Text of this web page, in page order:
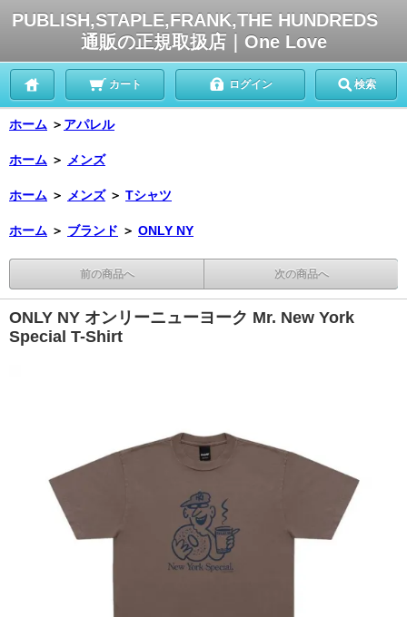
PUBLISH,STAPLE,FRANK,THE HUNDREDS
通販の正規取扱店｜One Love
カート ログイン 検索
ホーム ＞ アパレル
ホーム ＞ メンズ
ホーム ＞ メンズ ＞ Tシャツ
ホーム ＞ ブランド ＞ ONLY NY
前の商品へ 次の商品へ
ONLY NY オンリーニューヨーク Mr. New York
Special T-Shirt